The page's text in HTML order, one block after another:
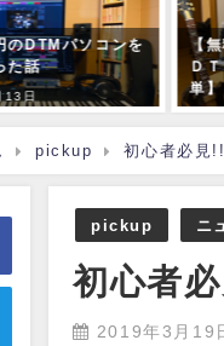
のDTMパソコンを
た話
日
【
Ｄ
単】
pickup 初心者必見
pickup ニ
初心者
2019年3月19